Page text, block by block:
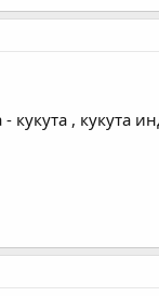
, кукута